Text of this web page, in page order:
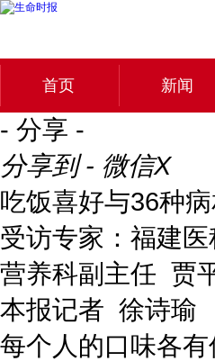
首页 新闻
- 分享 -
分享到 - 微信X
吃饭喜好与36种
受访专家：福建
营养科副主任 贾
本报记者 徐诗瑜
每个人的口味各